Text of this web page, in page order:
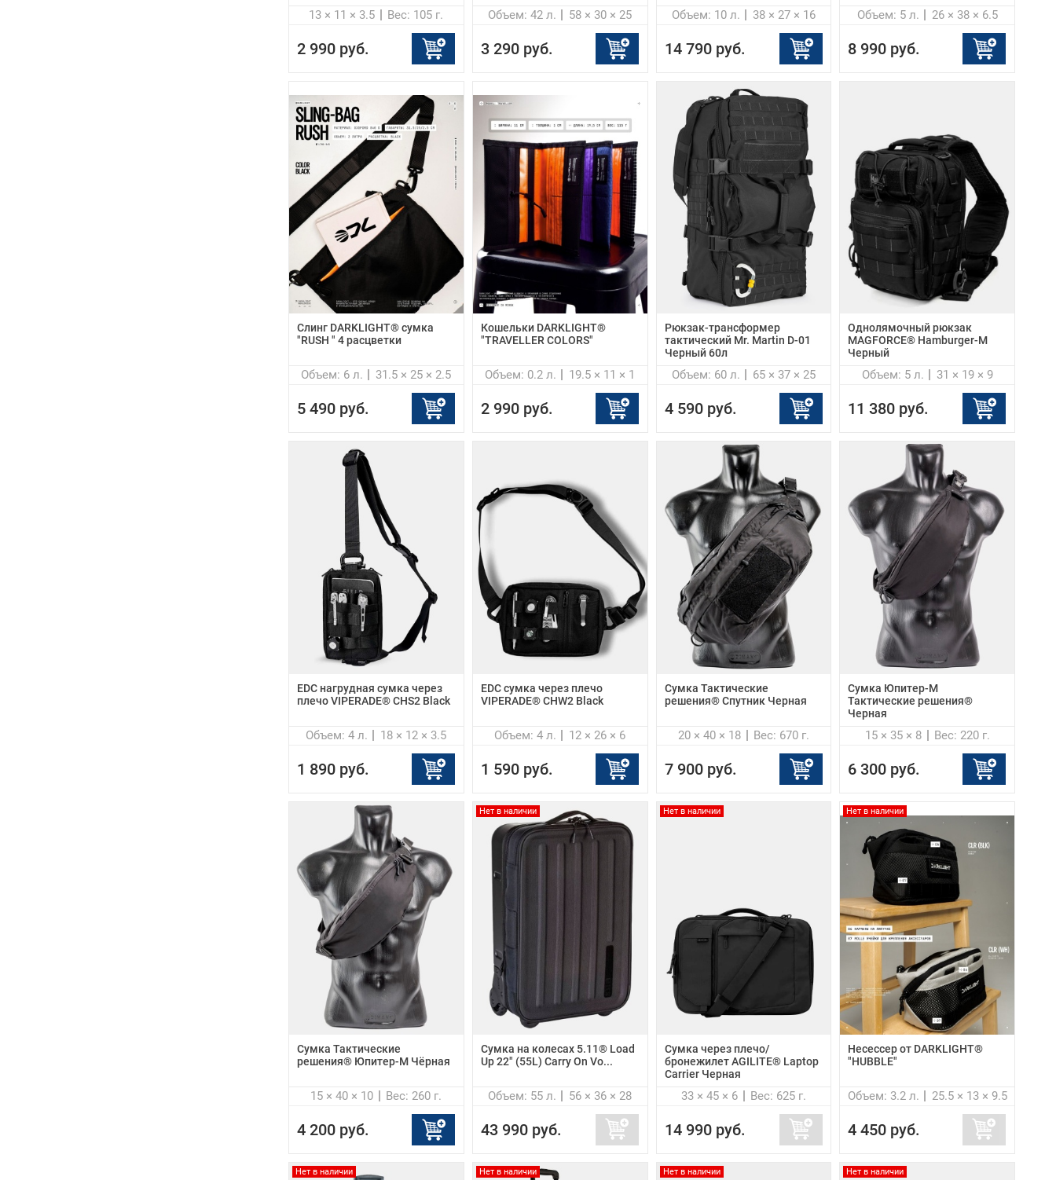
13 × 11 × 3.5 Вес: 105 г.
2 990 руб.
58 × 30 × 25
Объем: 42 л.
3 290 руб.
38 × 27 × 16
Объем: 10 л.
14 790 руб.
26 × 38 × 6.5
Объем: 5 л.
8 990 руб.
Слинг DARKLIGHT® сумка
"RUSH " 4 расцветки
31.5 × 25 × 2.5
Объем: 6 л.
5 490 руб.
Кошельки DARKLIGHT®
"TRAVELLER COLORS"
19.5 × 11 × 1
Объем: 0.2 л.
2 990 руб.
Рюкзак-трансформер
тактический Mr. Martin D-01
Черный 60л
65 × 37 × 25
Объем: 60 л.
4 590 руб.
Однолямочный рюкзак
MAGFORCE® Hamburger-M
Черный
31 × 19 × 9
Объем: 5 л.
11 380 руб.
EDC нагрудная сумка через
плечо VIPERADE® CHS2 Black
18 × 12 × 3.5
Объем: 4 л.
1 890 руб.
EDC сумка через плечо
VIPERADE® CHW2 Black
12 × 26 × 6
Объем: 4 л.
1 590 руб.
Сумка Тактические
решения® Спутник Черная
20 × 40 × 18 Вес: 670 г.
7 900 руб.
Сумка Юпитер-М
Тактические решения®
Черная
15 × 35 × 8 Вес: 220 г.
6 300 руб.
Сумка Тактические
решения® Юпитер-М Чёрная
15 × 40 × 10 Вес: 260 г.
4 200 руб.
Нет в наличии
Cумка на колесах 5.11® Load
Up 22" (55L) Carry On Vo...
56 × 36 × 28
Объем: 55 л.
43 990 руб.
Нет в наличии
Сумка через плечо/
бронежилет AGILITE® Laptop
Carrier Черная
33 × 45 × 6 Вес: 625 г.
14 990 руб.
Нет в наличии
Несессер от DARKLIGHT®
"HUBBLE"
25.5 × 13 × 9.5
Объем: 3.2 л.
4 450 руб.
Нет в наличии Нет в наличии Нет в наличии Нет в наличии